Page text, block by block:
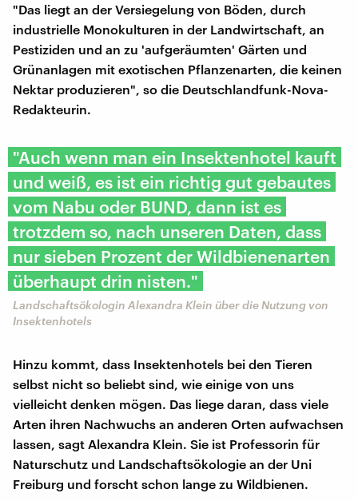
"Das liegt an der Versiegelung von Böden, durch
industrielle Monokulturen in der Landwirtschaft, an
Pestiziden und an zu 'aufgeräumten' Gärten und
Grünanlagen mit exotischen Pflanzenarten, die keinen
Nektar produzieren", so die Deutschlandfunk-Nova-
Redakteurin.
"Auch wenn man ein Insektenhotel kauft
und weiß, es ist ein richtig gut gebautes
vom Nabu oder BUND, dann ist es
trotzdem so, nach unseren Daten, dass
nur sieben Prozent der Wildbienenarten
überhaupt drin nisten."
Landschaftsökologin Alexandra Klein über die Nutzung von
Insektenhotels
Hinzu kommt, dass Insektenhotels bei den Tieren
selbst nicht so beliebt sind, wie einige von uns
vielleicht denken mögen. Das liege daran, dass viele
Arten ihren Nachwuchs an anderen Orten aufwachsen
lassen, sagt Alexandra Klein. Sie ist Professorin für
Naturschutz und Landschaftsökologie an der Uni
Freiburg und forscht schon lange zu Wildbienen.